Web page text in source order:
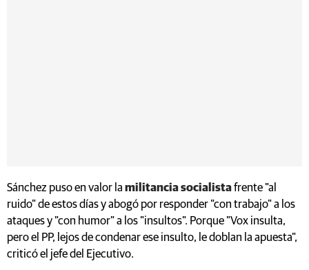
Sánchez puso en valor la militancia socialistafrente "al
ruido" de estos días y abogó por responder "con trabajo" a los
ataques y "con humor" a los "insultos". Porque "Vox insulta,
pero el PP, lejos de condenar ese insulto, le doblan la apuesta",
criticó el jefe del Ejecutivo.